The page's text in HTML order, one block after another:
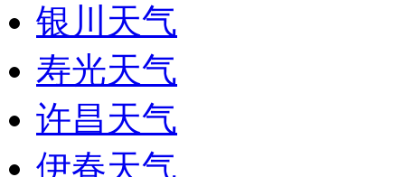
银川天气
寿光天气
许昌天气
伊春天气